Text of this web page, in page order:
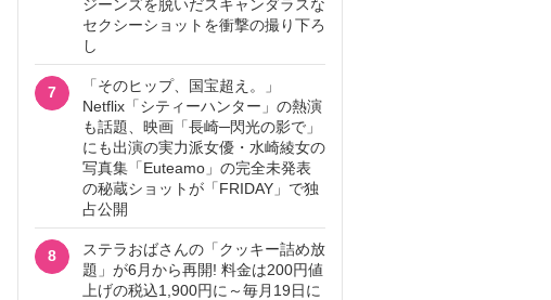
ジーンズを脱いだスキャンダラスな
セクシーショットを衝撃の撮り下ろ
し
7
「そのヒップ、国宝超え。」
Netflix「シティーハンター」の熱演
も話題、映画「長崎─閃光の影で」
にも出演の実力派女優・水崎綾女の
写真集「Euteamo」の完全未発表
の秘蔵ショットが「FRIDAY」で独
占公開
8
ステラおばさんの「クッキー詰め放
題」が6月から再開! 料金は200円値
上げの税込1,900円に～毎月19日に